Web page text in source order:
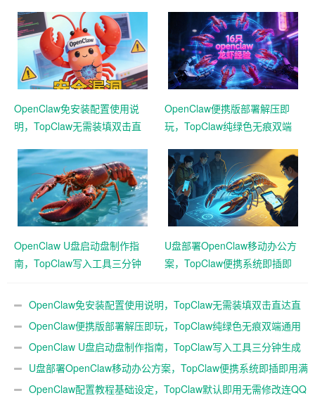
OpenClaw免安装配置使用说
明，TopClaw无需装填双击直
OpenClaw便携版部署解压即
玩，TopClaw纯绿色无痕双端
OpenClaw U盘启动盘制作指
南，TopClaw写入工具三分钟
U盘部署OpenClaw移动办公方
案，TopClaw便携系统即插即
OpenClaw免安装配置使用说明，TopClaw无需装填双击直达直
连飞书OpenClaw便携版部署解压即玩，TopClaw纯绿色无痕双端通用
免费满血
OpenClaw U盘启动盘制作指南，TopClaw写入工具三分钟生成
随身AIU盘部署OpenClaw移动办公方案，TopClaw便携系统即插即用满
血开箱OpenClaw配置教程基础设定，TopClaw默认即用无需修改连QQ